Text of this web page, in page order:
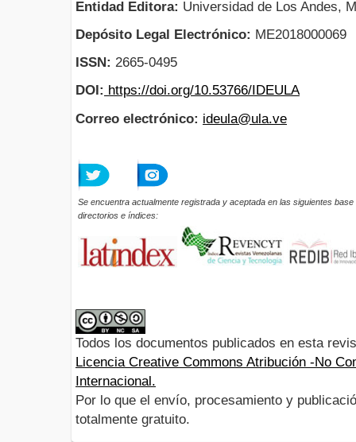
Entidad Editora: Universidad de Los Andes,
Depósito Legal Electrónico: ME2018000069
ISSN: 2665-0495
DOI: https://doi.org/10.53766/IDEULA
Correo electrónico: ideula@ula.ve
Se encuentra actualmente registrada y aceptada en las siguientes base
directorios e índices:
Todos los documentos publicados en esta
Licencia Creative Commons Atribución -No
Internacional.
Por lo que el envío, procesamiento y
totalmente gratuito.